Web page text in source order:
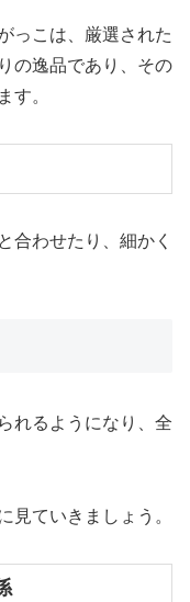
っこは、厳選された
の逸品であり、その
す。
合わせたり、細かく
れるようになり、全
見ていきましょう。